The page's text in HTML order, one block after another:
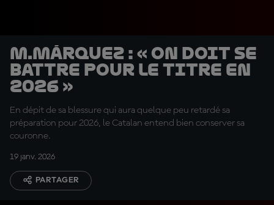
M.Márquez : « On doit se
battre pour le titre en
2026 »
En dépit de sa blessure qui aura quelque peu retardé sa
préparation pour 2026, le Catalan entend bien conserver sa
couronne.
19 janv. 2026
PARTAGER